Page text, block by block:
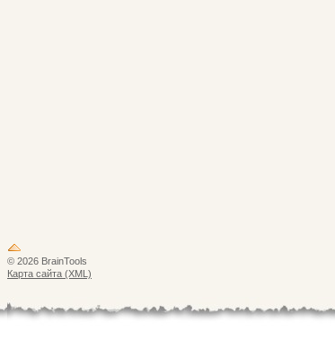
© 2026 BrainTools
Карта сайта (XML)